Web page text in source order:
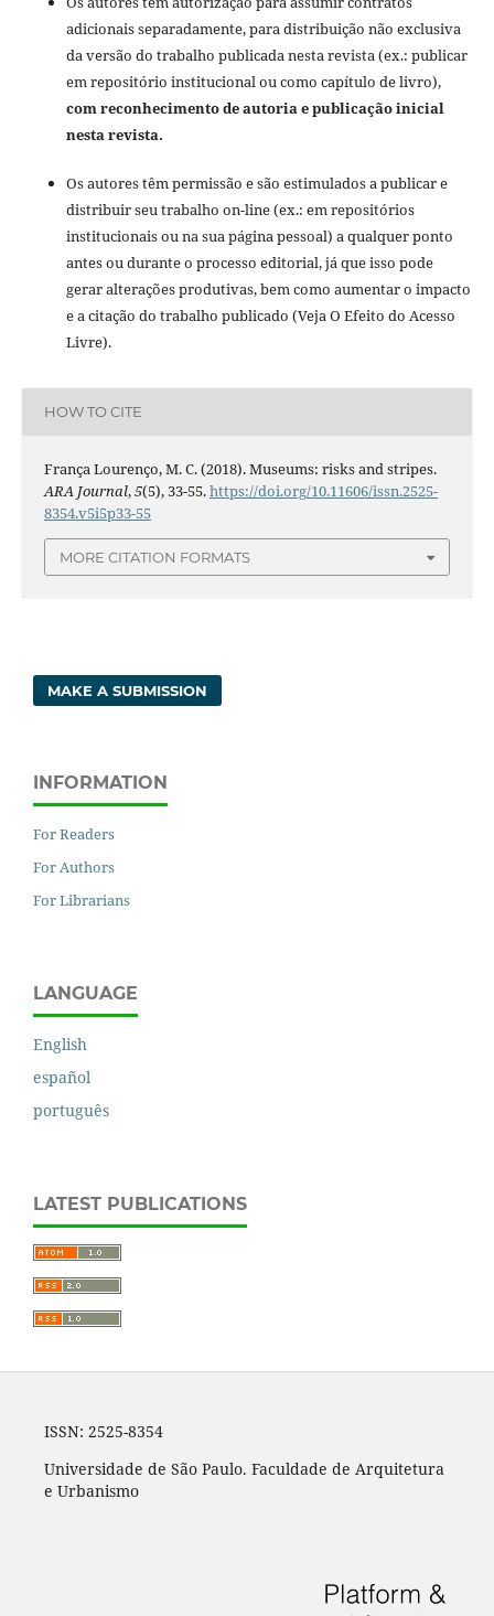
adicionais separadamente, para distribuição não exclusiva
da versão do trabalho publicada nesta revista (ex.: publicar
em repositório institucional ou como capítulo de livro),
com reconhecimento de autoria e publicação inicial
nesta revista.
Os autores têm permissão e são estimulados a publicar e
distribuir seu trabalho on-line (ex.: em repositórios
institucionais ou na sua página pessoal) a qualquer ponto
antes ou durante o processo editorial, já que isso pode
gerar alterações produtivas, bem como aumentar o impacto
e a citação do trabalho publicado (Veja O Efeito do Acesso
Livre).
HOW TO CITE
França Lourenço, M. C. (2018). Museums: risks and stripes.
ARA Journal,5(5), 33-55.https://doi.org/10.11606/issn.2525-
8354.v5i5p33-55
MORE CITATION FORMATS
MAKE A SUBMISSION
INFORMATION
For Readers
For Authors
For Librarians
LANGUAGE
English
español
português
LATEST PUBLICATIONS
ISSN: 2525-8354
Universidade de São Paulo. Faculdade de Arquitetura
e Urbanismo